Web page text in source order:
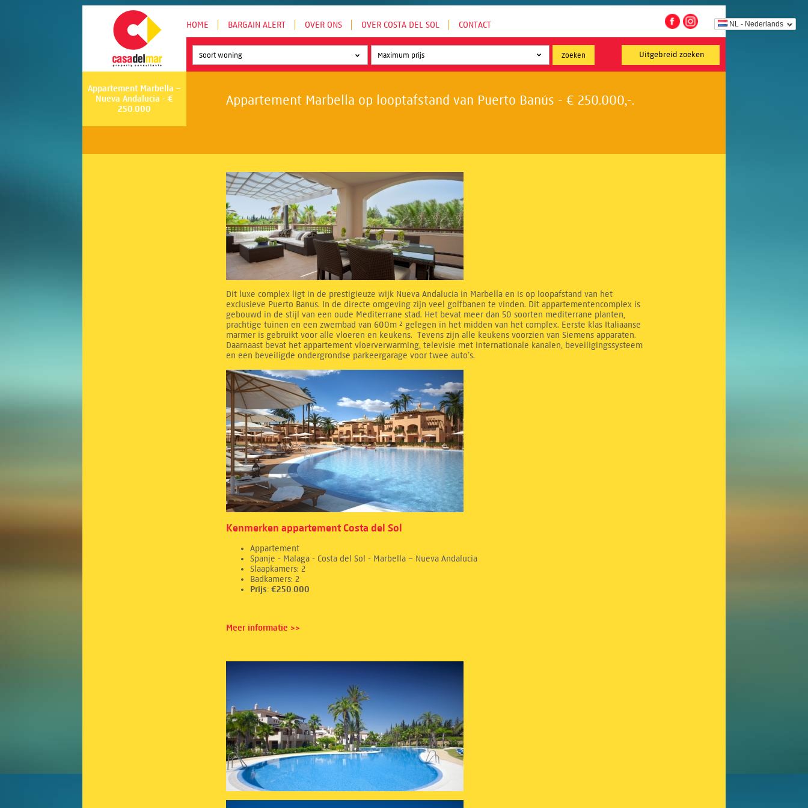
NL - Nederlands
HOME BARGAIN ALERT OVER ONS OVER COSTA DEL SOL CONTACT
Uitgebreid zoeken
Soort woning
Appartement Marbella –
Nueva Andalucia - €
250.000
Appartement Marbella op looptafstand van Puerto Banús - € 250.000,-.
Dit luxe complex ligt in de prestigieuze wijk Nueva Andalucia in Marbella en is op loopafstand van het
exclusieve Puerto Banus. In de directe omgeving zijn veel golfbanen te vinden. Dit appartementencomplex is
gebouwd in de stijl van een oude Mediterrane stad. Het bevat meer dan 50 soorten mediterrane planten,
prachtige tuinen en een zwembad van 600m ² gelegen in het midden van het complex. Eerste klas Italiaanse
marmer is gebruikt voor alle vloeren en keukens. Tevens zijn alle keukens voorzien van Siemens apparaten.
Daarnaast bevat het appartement vloerverwarming, televisie met internationale kanalen, beveiligingssysteem
en een beveiligde ondergrondse parkeergarage voor twee auto’s.
Kenmerken appartement Costa del Sol
Appartement
Spanje - Malaga - Costa del Sol - Marbella – Nueva Andalucia
Slaapkamers: 2
Badkamers: 2
Prijs: €250.000
Meer informatie >>